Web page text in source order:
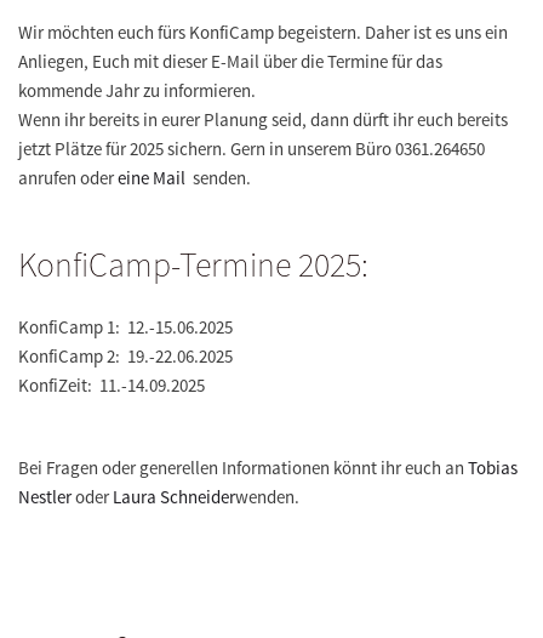
Wir möchten euch fürs KonfiCamp begeistern. Daher ist es uns ein
Anliegen, Euch mit dieser E-Mail über die Termine für das
kommende Jahr zu informieren.
Wenn ihr bereits in eurer Planung seid, dann dürft ihr euch bereits
jetzt Plätze für 2025 sichern. Gern in unserem Büro 0361.264650
anrufen odereine Mail senden.
KonfiCamp-Termine 2025:
KonfiCamp 1: 12.-15.06.2025
KonfiCamp 2: 19.-22.06.2025
KonfiZeit: 11.-14.09.2025
Bei Fragen oder generellen Informationen könnt ihr euch an Tobias
NestleroderLaura Schneiderwenden.